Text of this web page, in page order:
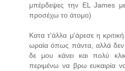
μπέρδεψες την EL James
προσέχω το άτομο)
Κατα τ'άλλα μ'άρεσε η
ωραία όπως πάντα, αλλά δεν
δε μου κάνει και πολύ
περιμένω να βρω